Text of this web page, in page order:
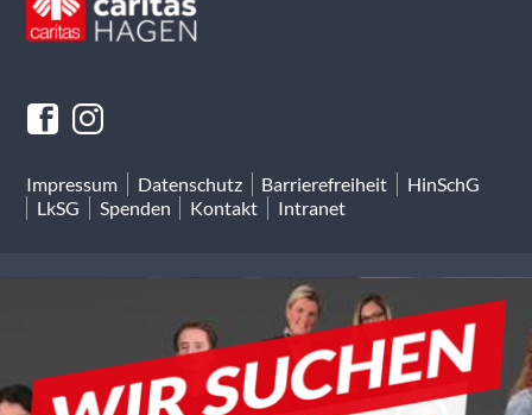
Impressum Datenschutz Barrierefreiheit
HinSchG
LkSG
Spenden Kontakt Intranet